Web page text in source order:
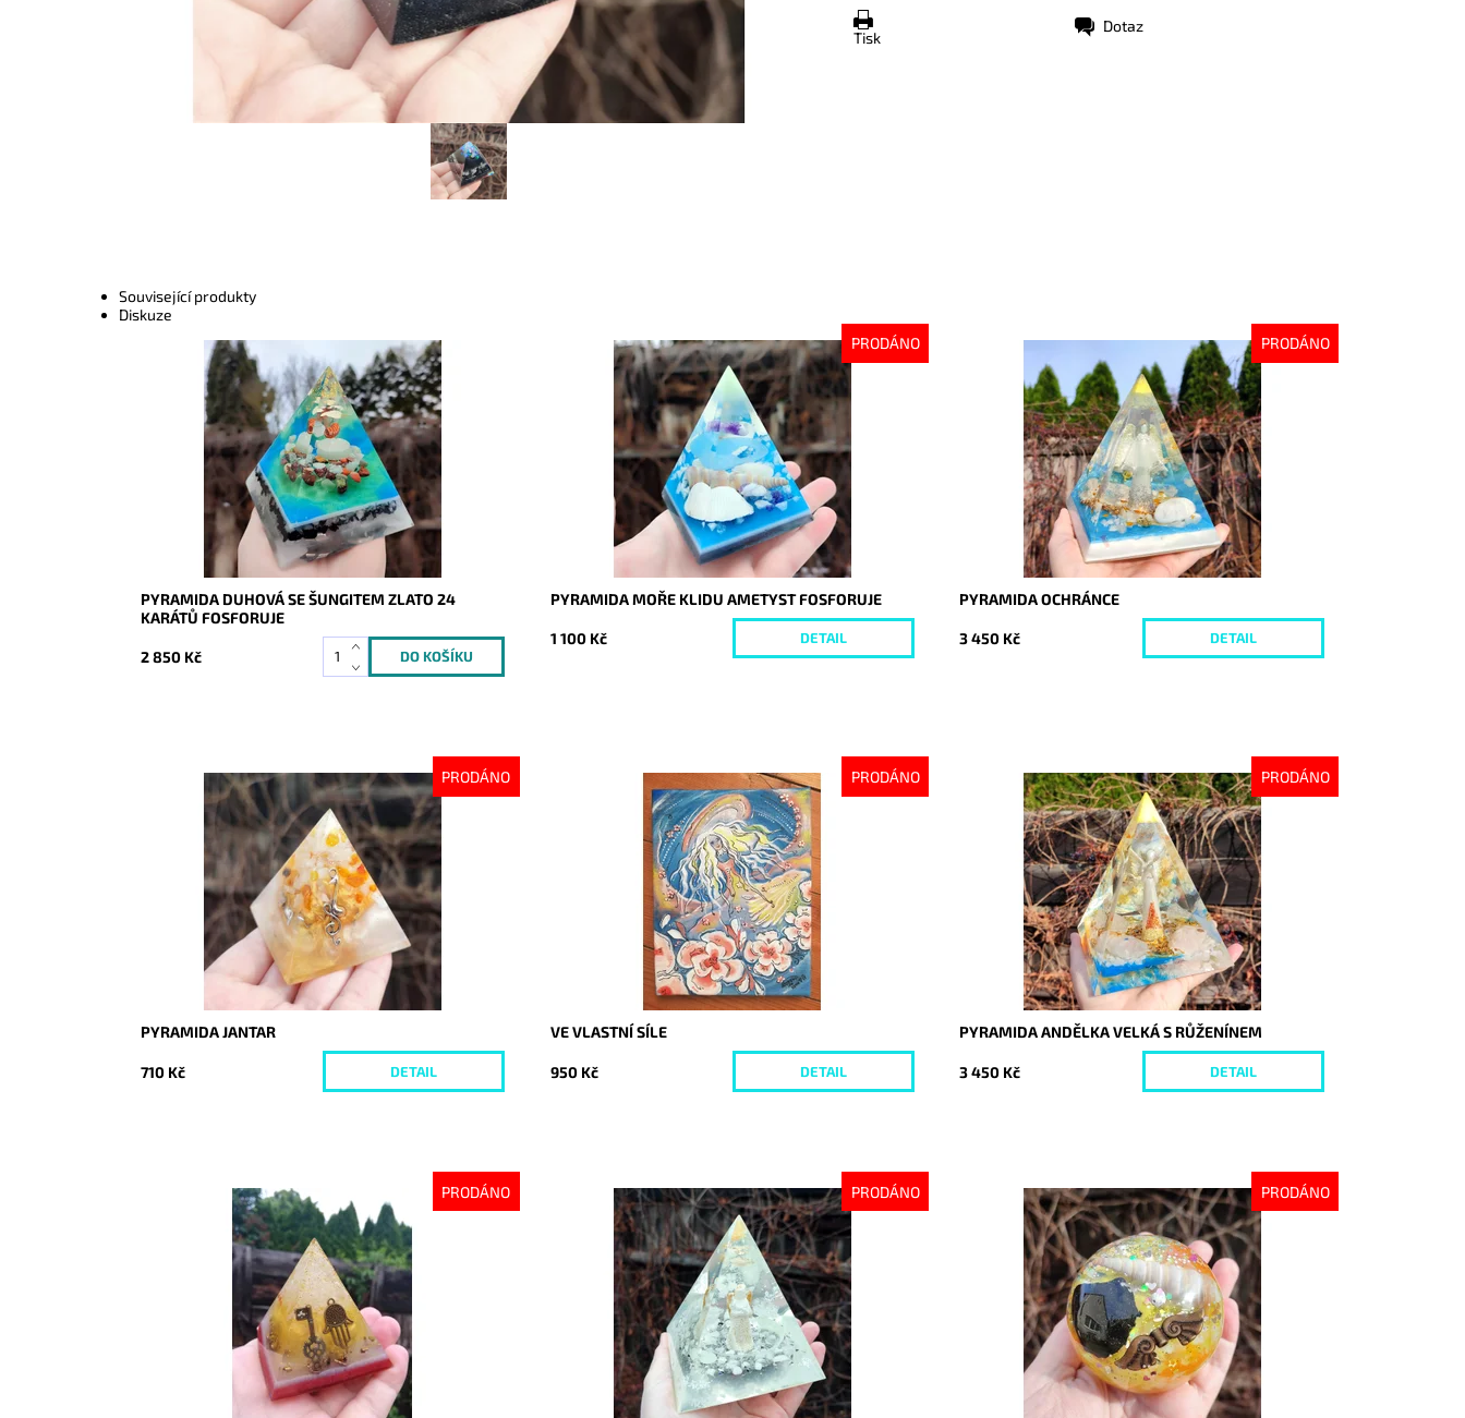
Tisk
Dotaz
Související produkty
Diskuze
Dostupnost:
Skladem
8035
PYRAMIDA DUHOVÁ SE ŠUNGITEM ZLATO 24
KARÁTŮ FOSFORUJE
2 850 Kč
PRODÁNO
Dostupnost:
Vyprodáno
8034
PYRAMIDA MOŘE KLIDU AMETYST FOSFORUJE
1 100 Kč DETAIL
PRODÁNO
Dostupnost:
Vyprodáno
7564
PYRAMIDA OCHRÁNCE
3 450 Kč DETAIL
PRODÁNO
Dostupnost:
Vyprodáno
8043
PYRAMIDA JANTAR
710 Kč DETAIL
PRODÁNO
Vyprodáno
3351
VE VLASTNÍ SÍLE
950 Kč DETAIL
PRODÁNO
Dostupnost:
Vyprodáno
7603
PYRAMIDA ANDĚLKA VELKÁ S RŮŽENÍNEM
3 450 Kč DETAIL
PRODÁNO
Vyprodáno
4018
PRODÁNO
Dostupnost:
Vyprodáno
7907
PRODÁNO
Dostupnost:
Vyprodáno
8050